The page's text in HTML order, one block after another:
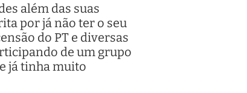
além das suas
por já não ter o seu
do PT e diversas
de um grupo
já tinha muito